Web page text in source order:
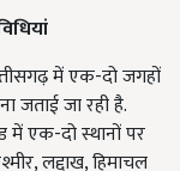
में एक-दो जगहों
जताई जा रही है.
में एक-दो स्थानों पर
लद्दाख, हिमाचल